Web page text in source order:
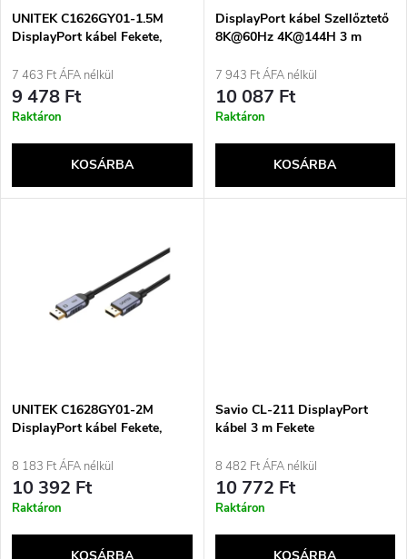
e
k
r
n
é
s
e
k
e
k
l
j
a
UNITEK C1626GY01-1.5M
DisplayPort kábel Fekete,
7 463 Ft ÁFA nélkül
9 478 Ft
Raktáron
KOSÁRBA
DisplayPort kábel Szellőztető
8K@60Hz 4K@144H 3 m
7 943 Ft ÁFA nélkül
10 087 Ft
Raktáron
KOSÁRBA
UNITEK C1628GY01-2M
DisplayPort kábel Fekete,
8 183 Ft ÁFA nélkül
10 392 Ft
Raktáron
Savio CL-211 DisplayPort
kábel 3 m Fekete
8 482 Ft ÁFA nélkül
10 772 Ft
Raktáron